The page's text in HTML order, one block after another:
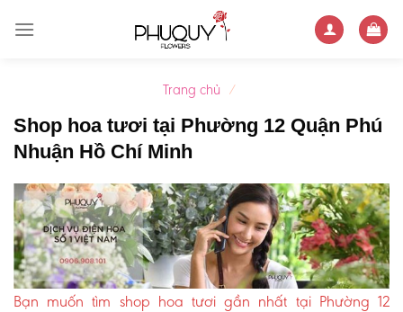
Trang chủ /
Shop hoa tươi tại Phường 12 Quận Phú
Nhuận Hồ Chí Minh
Bạn muốn tìm shop hoa tươi gần nhất tại Phường 12